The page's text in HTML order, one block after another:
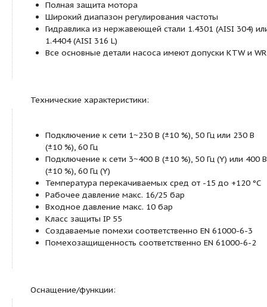
Обозначение:
Многоступенчатый высоконапорный
70 Расход в м /ч
03
Количество рабочих колес
Количество обточенных рабочих колес;
[только MVIE 70.. и 95..]
3
Материал
1 = 1.4301 (AISI 304);
[только MVIE 8.. и ниже]
2 = 1.4404 (AISI 316L)
3= корпус насоса EN-GJL-250 (с
Вид фланца